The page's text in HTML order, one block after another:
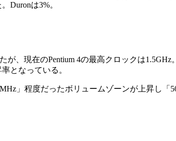
Duronは3%。
、現在のPentium 4の最高クロックは
となっている。
」程度だったボリュームゾーンが上昇し「